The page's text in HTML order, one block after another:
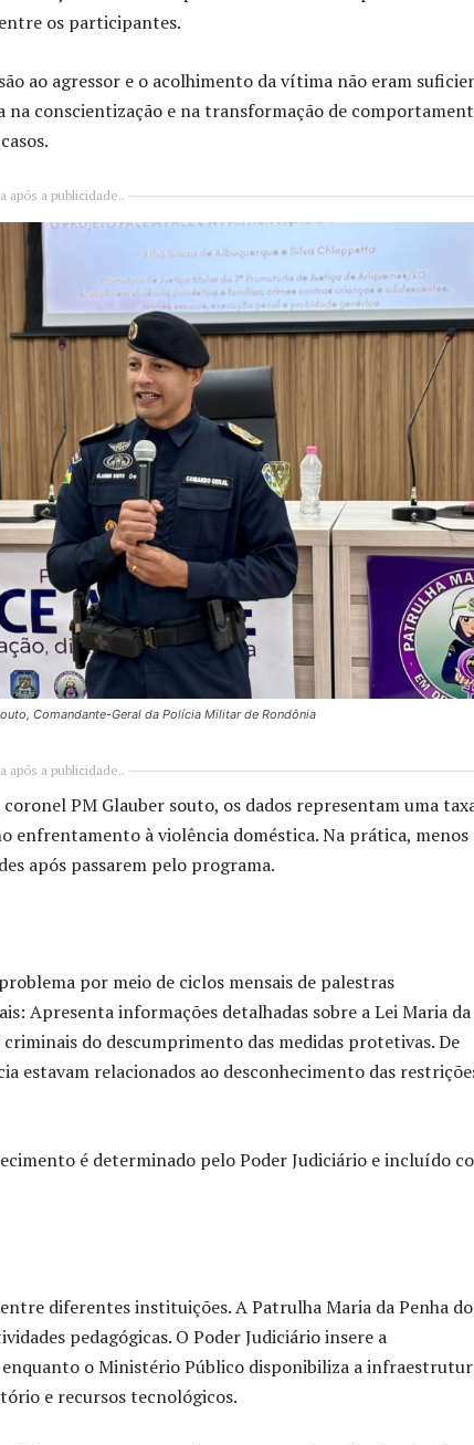
os participantes.
ao agressor e o acolhimento da vítima não eram
conscientização e na transformação de
após a publicidade..
Comandante-Geral da Polícia Militar de Rondônia
após a publicidade..
PM Glauber souto, os dados representam uma
enfrentamento à violência doméstica. Na prática, menos
após passarem pelo programa.
por meio de ciclos mensais de palestras
Apresenta informações detalhadas sobre a Lei Maria da
do descumprimento das medidas protetivas. De
estavam relacionados ao desconhecimento das
é determinado pelo Poder Judiciário e incluído
diferentes instituições. A Patrulha Maria da Penha do
pedagógicas. O Poder Judiciário insere a
o Ministério Público disponibiliza a
e recursos tecnológicos.